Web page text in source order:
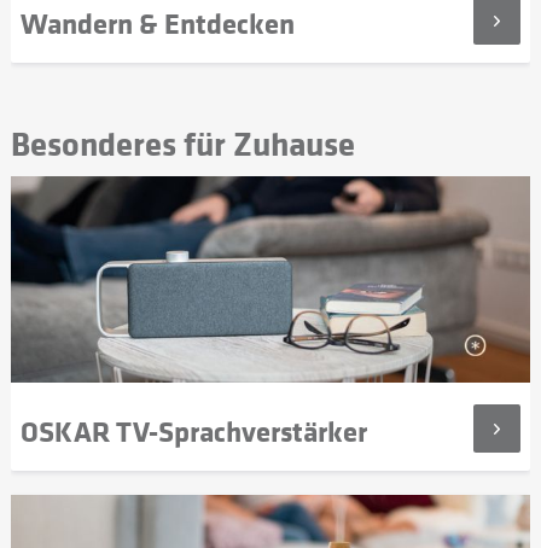
Wandern & Entdecken
Besonderes für Zuhause
OSKAR TV-Sprachverstärker